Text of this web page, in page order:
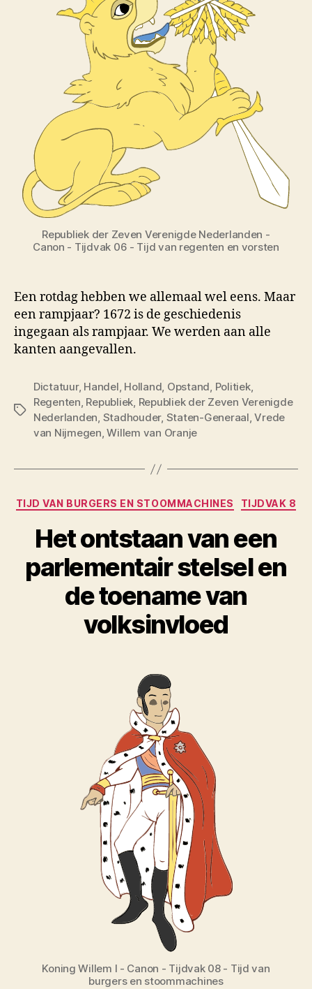
Republiek der Zeven Verenigde Nederlanden -
Canon - Tijdvak 06 - Tijd van regenten en vorsten
Een rotdag hebben we allemaal wel eens. Maar
een rampjaar? 1672 is de geschiedenis
ingegaan als rampjaar. We werden aan alle
kanten aangevallen.
Tags
Dictatuur, Handel, Holland, Opstand, Politiek,
Regenten, Republiek, Republiek der Zeven Verenigde
Nederlanden, Stadhouder, Staten-Generaal,Vrede
van Nijmegen,Willem van Oranje
Categorieën
TIJD VAN BURGERS EN STOOMMACHINES TIJDVAK 8
Het ontstaan van een
parlementair stelsel en
de toename van
volksinvloed
Koning Willem I - Canon - Tijdvak 08 - Tijd van
burgers en stoommachines